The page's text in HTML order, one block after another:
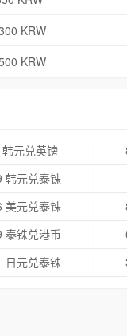
KRW
KRW
元兑英镑
韩元兑泰铢
美元兑泰铢
泰铢兑港币
日元兑泰铢